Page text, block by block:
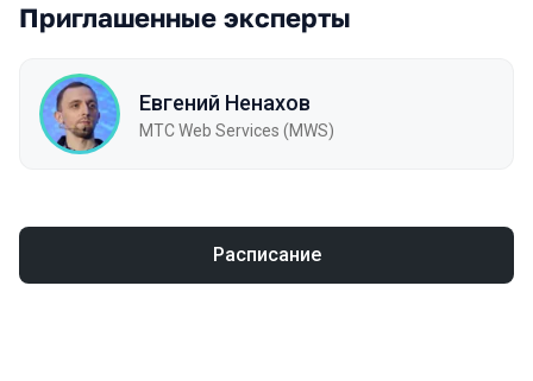
Приглашенные эксперты
Евгений Ненахов
МТC Web Services (MWS)
Расписание